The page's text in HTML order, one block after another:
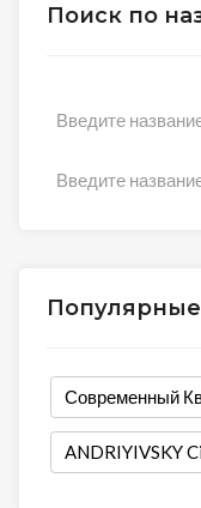
Поиск по
Введите
Введите
Современный
ANDRIYIVSKY